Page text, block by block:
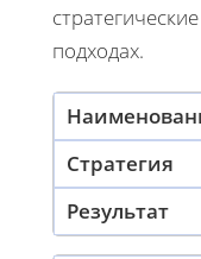
подходах.
Стратегия
Результат